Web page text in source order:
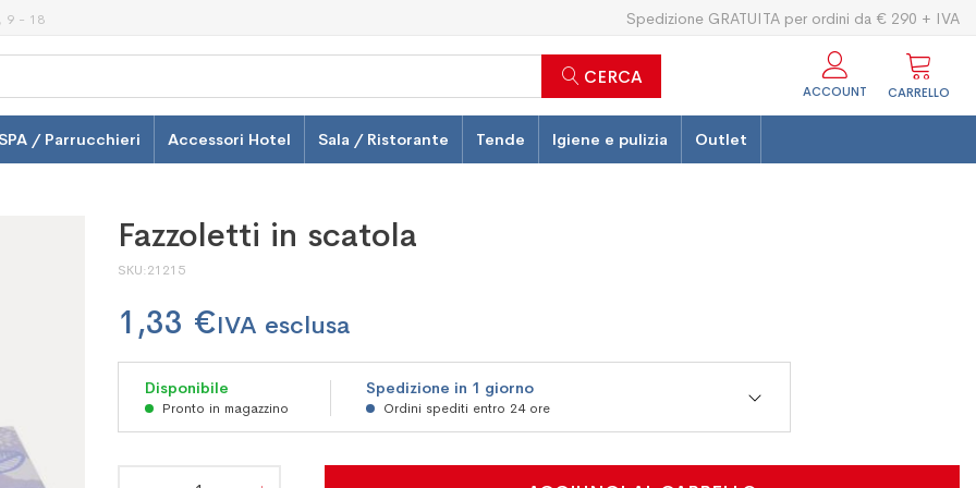
9 - 18 Spedizione GRATUITA per ordini da € 290 + IVA
CERCA
ACCOUNT CARRELLO
/ Parrucchieri Accessori Hotel Sala / Ristorante Tende Igiene e pulizia Outlet
Fazzoletti in scatola
SKU 21215
Disponibile
Pronto in magazzino
Spedizione in 1 giorno
Ordini spediti entro 24 ore
1,33 €